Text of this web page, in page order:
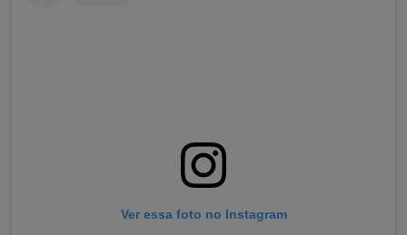
Ver essa foto no Instagram